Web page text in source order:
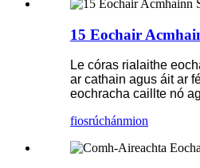
15 Eochair
Le córas rialaithe
ar cathain agus áit ar
eochracha caillte nó
fiosrúchánmion